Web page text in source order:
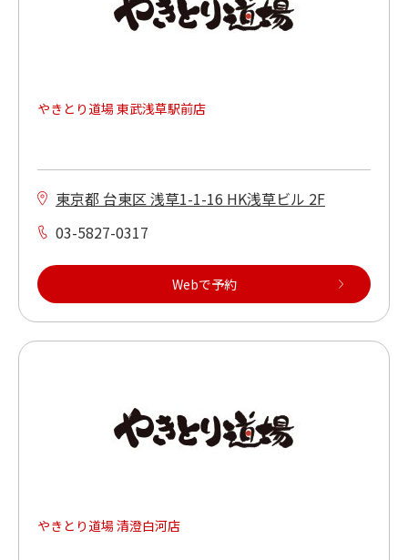
やきとり道場 東武浅草駅前店
東京都 台東区 浅草1-1-16 HK浅草ビル 2F
03-5827-0317
Webで予約
やきとり道場 清澄白河店